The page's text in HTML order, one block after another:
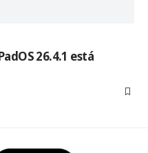
26.4.1 está